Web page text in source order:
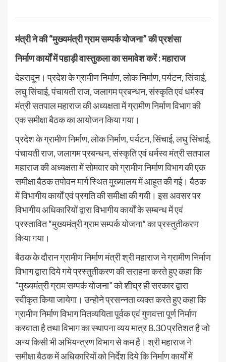
मंत्री ने की “मुख्यमंत्री ग्राम सम्पर्क योजना” की प्रशंसा
निर्माण कार्यों में पहाड़ी वास्तुकला का समावेश करें : महाराज
देहरादून। प्रदेश के ग्रामीण निर्माण, लोक निर्माण, पर्यटन, सिंचाई,
लघु सिंचाई, पंचायती राज, जलागम प्रबन्धन, संस्कृति एवं धर्मस्व
मंत्री सतपाल महाराज की अध्यक्षता में ग्रामीण निर्माण विभाग की
एक समीक्षा बैठक का आयोजन किया गया।
प्रदेश के ग्रामीण निर्माण, लोक निर्माण, पर्यटन, सिंचाई, लघु सिंचाई,
पंचायती राज, जलागम प्रबन्धन, संस्कृति एवं धर्मस्व मंत्री सतपाल
महाराज की अध्यक्षता में सोमवार को ग्रामीण निर्माण विभाग की एक
समीक्षा बैठक तपोवन मार्ग स्थित मुख्यालय में आहूत की गई। बैठक
में विभागीय कार्यों एवं प्रगति की समीक्षा की गयी। इस अवसर पर
विभागीय अधिकारियों द्वारा विभागीय कार्यों के सम्बन्ध में एवं
प्रस्तावित “मुख्यमंत्री ग्राम सम्पर्क योजना” का प्रस्तुतीकरण
किया गया।
बैठक के दौरान ग्रामीण निर्माण मंत्री श्री महाराज ने ग्रामीण निर्माण
विभाग द्वारा दिये गये प्रस्तुतीकरण की सराहना करते हुए कहा कि
“मुख्यमंत्री ग्राम सम्पर्क योजना” को शीघ्र ही सरकार द्वारा
स्वीकृत किया जायेगा। उन्होने प्रसन्नता व्यक्त करते हुए कहा कि
ग्रामीण निर्माण विभाग मितव्ययिता पूर्वक एवं गुणवत्ता पूर्ण निर्माण
करवाता है तथा विभाग का स्थापना व्यय मात्र 8.30 प्रतिशत है जो
अन्य किसी भी अभियन्त्रण विभाग से कम है। श्री महाराज ने
समीक्षा बैठक में अधिकारियों को निर्देश दिये कि निर्माण कार्यों में